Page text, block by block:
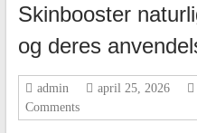
Skinbooster
og deres
admin april 25, 2026
Comments